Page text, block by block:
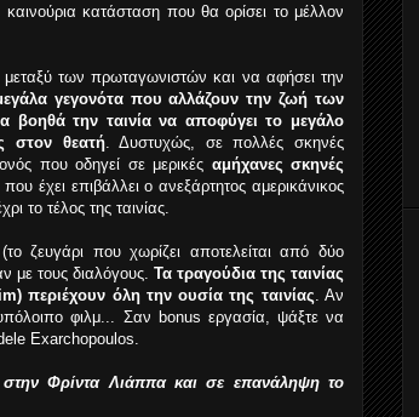
κατάσταση που θα ορίσει το μέλλον
των πρωταγωνιστών και να αφήσει την
γεγονότα που αλλάζουν την ζωή των
βοηθά την ταινία να αποφύγει το μεγάλο
στον θεατή. Δυστυχώς, σε πολλές σκηνές
που οδηγεί σε μερικές αμήχανες σκηνές
έχει επιβάλλει ο ανεξάρτητος αμερικάνικος
το τέλος της ταινίας.
ζευγάρι που χωρίζει αποτελείται από δύο
με τους διαλόγους. Τα τραγούδια της ταινίας
περιέχουν όλη την ουσία της ταινίας. Αν
φιλμ... Σαν bonus εργασία, ψάξτε να
Exarchopoulos.
στην Φρίντα Λιάππα και σε επανάληψη το